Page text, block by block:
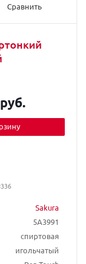
Сравнить
Sakura
5A3991
спиртовая
игольчатый